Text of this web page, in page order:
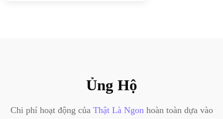
Ủng Hộ
Chi phí hoạt động của Thật Là Ngonhoàn toàn dựa vào